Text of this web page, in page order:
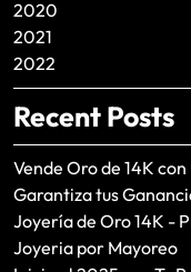
2020
2021
2022
Recent Posts
Vende Oro de 14K
Garantiza tus
Joyería de Oro 14K -
Joyeria por Mayoreo